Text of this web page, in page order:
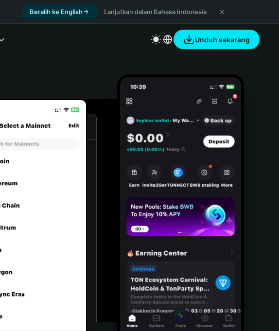
Beralih ke English Lanjutkan dalam Bahasa Indonesia
Unduh sekarang